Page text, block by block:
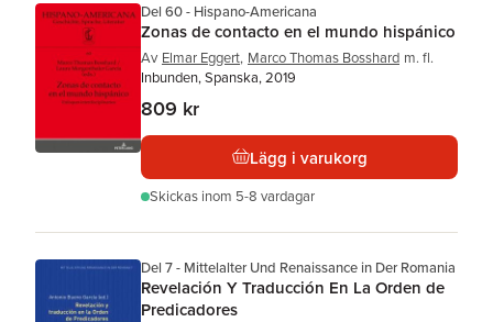
Del 60 - Hispano-Americana
Zonas de contacto en el mundo hispánico
Av Elmar Eggert, Marco Thomas Bosshard m. fl.
Inbunden, Spanska, 2019
809 kr
Lägg i varukorg
Skickas inom 5-8 vardagar
Del 7 - Mittelalter Und Renaissance in Der Romania
Revelación Y Traducción En La Orden de
Predicadores